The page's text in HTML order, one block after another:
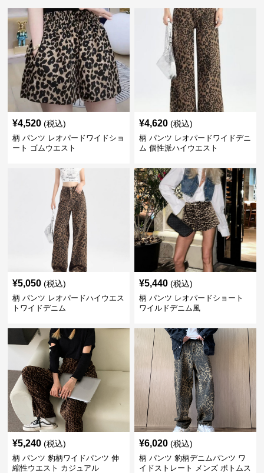
¥4,520 (税込)
柄 パンツ レオパードワイドショ
ート ゴムウエスト
¥4,620 (税込)
柄 パンツ レオパードワイドデニ
ム 個性派ハイウエスト
¥5,050 (税込)
柄 パンツ レオパードハイウエス
トワイドデニム
¥5,440 (税込)
柄 パンツ レオパードショート
ワイルドデニム風
¥5,240 (税込)
柄 パンツ 豹柄ワイドパンツ 伸
縮性ウエスト カジュアル
¥6,020 (税込)
柄 パンツ 豹柄デニムパンツ ワ
イドストレート メンズ ボトムス